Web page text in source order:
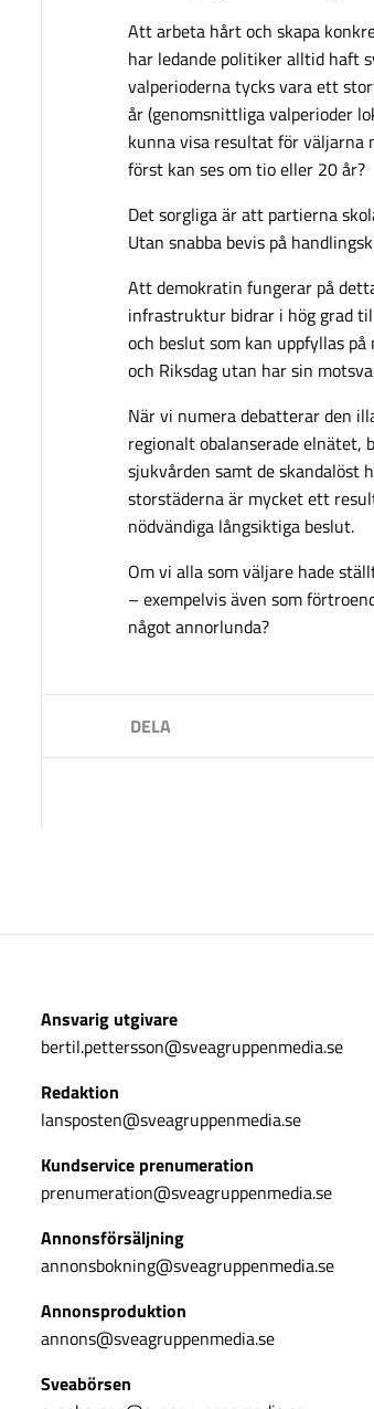
Att arbeta hårt och skapa
har ledande politiker alltid haft
valperioderna tycks vara ett
år (genomsnittliga valperioder
kunna visa resultat för väljarna
först kan ses om tio eller 20 år?
Det sorgliga är att partierna
Utan snabba bevis på
Att demokratin fungerar på
infrastruktur bidrar i hög grad
och beslut som kan uppfyllas
och Riksdag utan har sin
När vi numera debatterar den
regionalt obalanserade elnätet,
sjukvården samt de skandalöst
storstäderna är mycket ett
nödvändiga långsiktiga beslut.
Om vi alla som väljare hade
– exempelvis även som
något annorlunda?
Ansvarig utgivare
bertil.pettersson@sveagruppenmedia.se
Redaktion
lansposten@sveagruppenmedia.se
Kundservice prenumeration
prenumeration@sveagruppenmedia.se
Annonsförsäljning
annonsbokning@sveagruppenmedia.se
Annonsproduktion
annons@sveagruppenmedia.se
Sveabörsen